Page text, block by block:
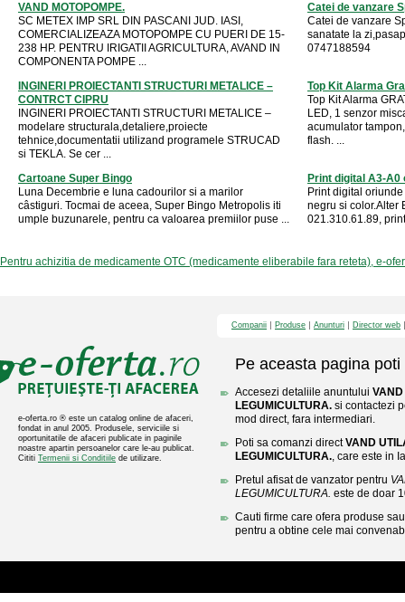
VAND MOTOPOMPE.
SC METEX IMP SRL DIN PASCANI JUD. IASI,
COMERCIALIZEAZA MOTOPOMPE CU PUERI DE 15-
238 HP. PENTRU IRIGATII AGRICULTURA, AVAND IN
COMPONENTA POMPE ...
Catei de vanzare
Catei de vanzare
sanatate la
0747188594
INGINERI PROIECTANTI STRUCTURI METALICE –
CONTRCT CIPRU
INGINERI PROIECTANTI STRUCTURI METALICE –
modelare structurala,detaliere,proiecte
tehnice,documentatii utilizand programele STRUCAD
si TEKLA. Se cer ...
Top Kit Alarma
Top Kit Alarma
LED, 1 senzor
acumulator
flash. ...
Cartoane Super Bingo
Luna Decembrie e luna cadourilor si a marilor
câstiguri. Tocmai de aceea, Super Bingo Metropolis iti
umple buzunarele, pentru ca valoarea premiilor puse ...
Print digital A3-A0
Print digital
negru si color.Alter
021.310.61.89,
Pentru achizitia de medicamente OTC (medicamente eliberabile fara reteta), e-
e-oferta.ro ® este un catalog online de afaceri,
fondat in anul 2005. Produsele, serviciile si
oportunitatile de afaceri publicate in paginile
noastre apartin persoanelor care le-au publicat.
Cititi Termenii si Conditiile de utilizare.
Companii Produse Anunturi Director web
Pe aceasta pagina poti
Accesezi detaliile anuntului
LEGUMICULTURA. si contactezi
mod direct, fara intermediari.
Poti sa comanzi directVAND
LEGUMICULTURA., care este in
Pretul afisat de vanzator pentru
LEGUMICULTURA. este de doar
Cauti firme care ofera produse
pentru a obtine cele mai